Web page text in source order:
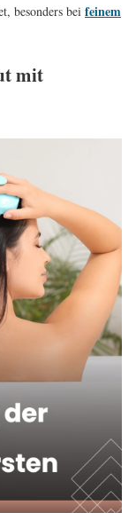
besonders bei feinem
mit